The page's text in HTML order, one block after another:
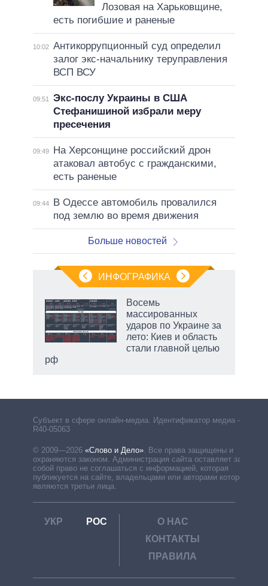
Лозовая на Харьковщине,
есть погибшие и раненые
10:02 Антикоррупционный суд определил
залог экс-начальнику теруправления
ВСП ВСУ
09:51
Экс-послу Украины в США
Стефанишиной избрали меру
пресечения
09:49
На Херсонщине российский дрон
атаковал автобус с гражданскими,
есть раненые
09:44
В Одессе автомобиль провалился
под землю во время движения
Больше новостей
ИНФОГРАФИКА
Восемь
массированных
ударов по Украине за
лето: Киев и область
стали главной целью
рф
Субъект в сфере онлайн-медиа. Идентификатор медиа –
R40-05063
© 2009—2026 «Слово и Дело» Все права защищены и
охраняются законом. Администрация сайта оставляет за
собой право не соглашаться с информацией, которая
публикуется на сайте, владельцами или авторами которой
являются третьи лица.
УКР РОС
О НАС
КОНТАКТЫ
ПРАВИЛА